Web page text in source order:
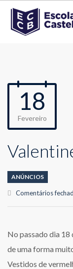
18
Fevereiro
ANÚNCIOS
Comentários
No passado dia 18
de uma forma
Vestidos de